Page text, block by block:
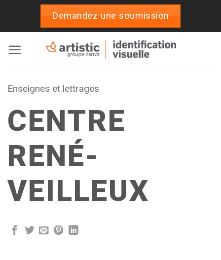
Demandez une soumission
Enseignes et lettrages
CENTRE
RENÉ-
VEILLEUX